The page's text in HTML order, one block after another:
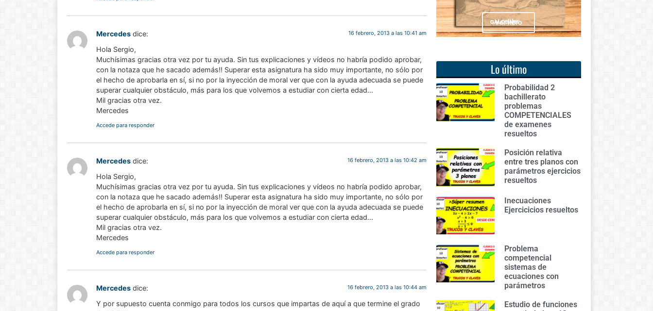
Mercedes dice: 16 febrero, 2013 a las 10:41 am
Hola Sergio,
Muchísimas gracias otra vez por tu ayuda. Sin tus explicaciones y vídeos no habría podido aprobar,
con la notaza que he sacado además!! Superar esta asignatura ha sido muy importante, no sólo por
el hecho de aprobarla en sí, si no por la inyección de moral ver que con la ayuda adecuada se puede
superar cualquier obstáculo, más para los que volvemos a estudiar con cierta edad…
Mil gracias otra vez.
Mercedes
Accede para responder
Mercedes dice: 16 febrero, 2013 a las 10:42 am
Hola Sergio,
Muchísimas gracias otra vez por tu ayuda. Sin tus explicaciones y vídeos no habría podido aprobar,
con la notaza que he sacado además!! Superar esta asignatura ha sido muy importante, no sólo por
el hecho de aprobarla en sí, si no por la inyección de moral ver que con la ayuda adecuada se puede
superar cualquier obstáculo, más para los que volvemos a estudiar con cierta edad…
Mil gracias otra vez.
Mercedes
Accede para responder
Mercedes dice: 16 febrero, 2013 a las 10:44 am
Y por supuesto cuenta conmigo para todos los cursos que impartas de aquí a que termine el grado
Ver libro
Lo último
Probabilidad 2
bachillerato
problemas
COMPETENCIALES
de examenes
resueltos
Posición relativa
entre tres planos con
parámetros ejercicios
resueltos
Inecuaciones
Ejercicicios resueltos
Problema
competencial
sistemas de
ecuaciones con
parámetros
Estudio de funciones